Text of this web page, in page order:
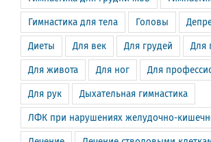
Гимнастика для тела Головы
Диеты Для век Для грудей Для
Для живота Для ног Для
Для рук Дыхательная гимнастика
ЛФК при нарушениях желудочно-